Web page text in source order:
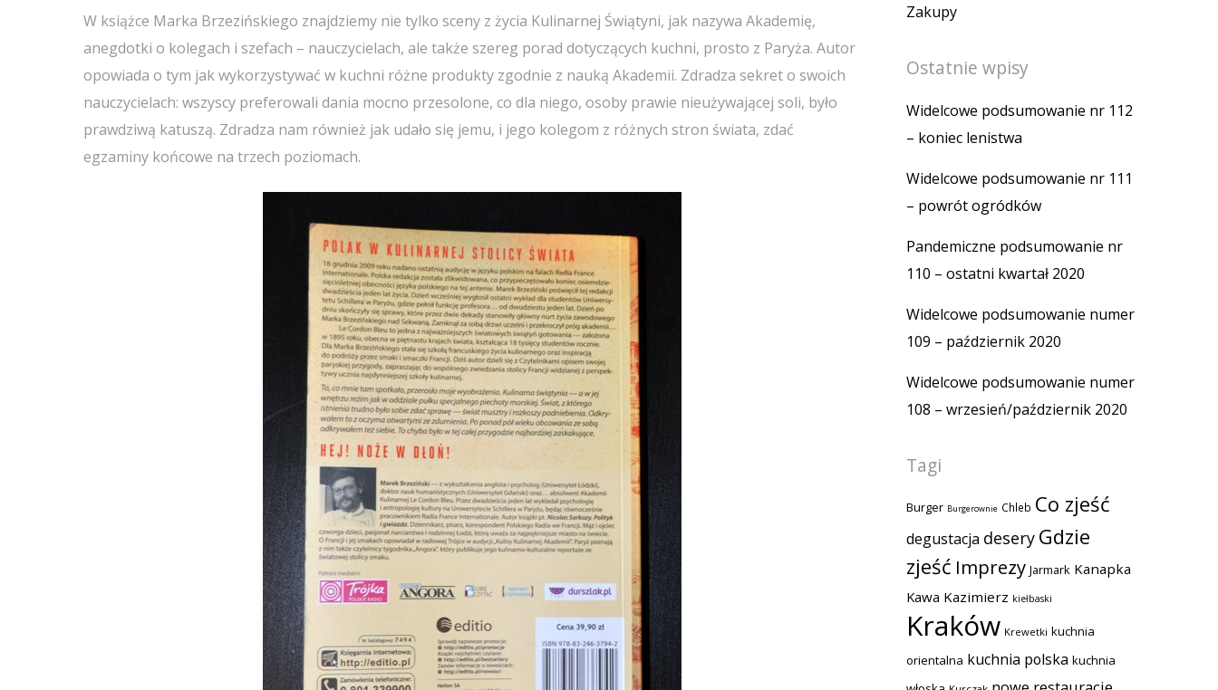
W książce Marka Brzezińskiego znajdziemy nie tylko sceny z życia Kulinarnej Świątyni, jak nazywa Akademię,
anegdotki o kolegach i szefach – nauczycielach, ale także szereg porad dotyczących kuchni, prosto z Paryża. Autor
opowiada o tym jak wykorzystywać w kuchni różne produkty zgodnie z nauką Akademii. Zdradza sekret o swoich
nauczycielach: wszyscy preferowali dania mocno przesolone, co dla niego, osoby prawie nieużywającej soli, było
prawdziwą katuszą. Zdradza nam również jak udało się jemu, i jego kolegom z różnych stron świata, zdać
egzaminy końcowe na trzech poziomach.
Zakupy
Ostatnie wpisy
Widelcowe podsumowanie nr 112
– koniec lenistwa
Widelcowe podsumowanie nr 111
– powrót ogródków
Pandemiczne podsumowanie nr
110 – ostatni kwartał 2020
Widelcowe podsumowanie numer
109 – październik 2020
Widelcowe podsumowanie numer
108 – wrzesień/październik 2020
Tagi
Burger Burgerownie Chleb Co zjeść
degustacja desery Gdzie
zjeść Imprezy Jarmark Kanapka
Kawa Kazimierz kiełbaski
Kraków Krewetki kuchnia
orientalna kuchnia polska kuchnia